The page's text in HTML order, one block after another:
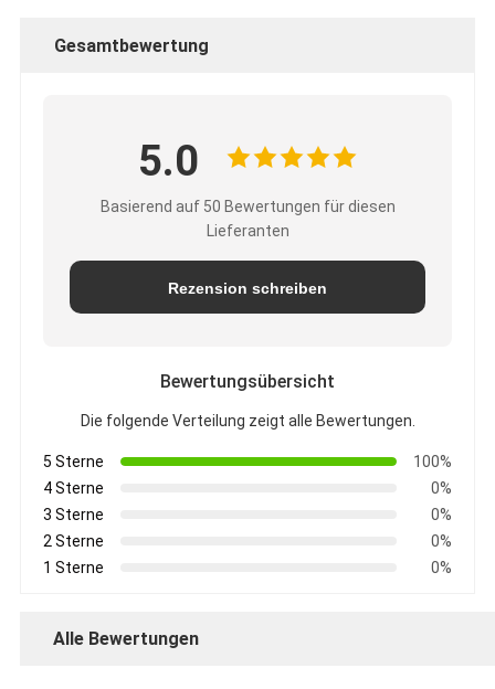
Gesamtbewertung
5.0
Basierend auf 50 Bewertungen für diesen
Lieferanten
Rezension schreiben
Bewertungsübersicht
Die folgende Verteilung zeigt alle Bewertungen.
5 Sterne
100%
4 Sterne
0%
3 Sterne
0%
2 Sterne
0%
1 Sterne
0%
Alle Bewertungen